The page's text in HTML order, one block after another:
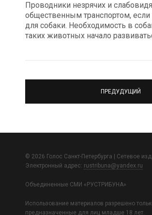
Проводники незрячих и
общественным транспортом, если
для собаки. Необходимость в
таких животных начало
ПРЕДУДУЩИЙ
© 2026 Голос Санкт-Петербурга | Сетевое
Электронный адрес: rustribuna@yandex.ru
Объединенные СМИ «РУСТРИБУНА»
Использование материалов разрешено
предназначенные для лиц младше 18 лет.